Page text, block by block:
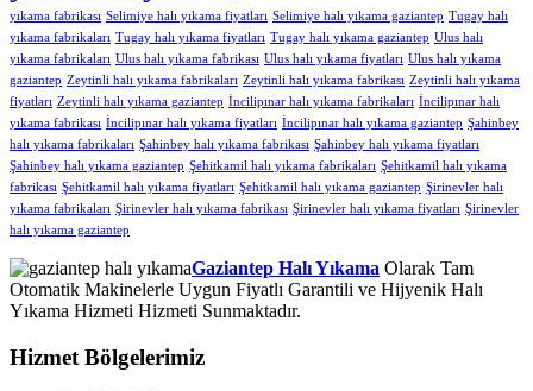
yıkama fabrikası Selimiye halı yıkama fiyatları Selimiye halı yıkama gaziantep Tugay halı
yıkama fabrikaları Tugay halı yıkama fiyatları Tugay halı yıkama gaziantep Ulus halı
yıkama fabrikaları Ulus halı yıkama fabrikası Ulus halı yıkama fiyatları Ulus halı yıkama
gaziantep Zeytinli halı yıkama fabrikaları Zeytinli halı yıkama fabrikası Zeytinli halı yıkama
fiyatları Zeytinli halı yıkama gaziantep İncilipınar halı yıkama fabrikaları İncilipınar halı
yıkama fabrikası İncilipınar halı yıkama fiyatları İncilipınar halı yıkama gaziantep Şahinbey
halı yıkama fabrikaları Şahinbey halı yıkama fabrikası Şahinbey halı yıkama fiyatları
Şahinbey halı yıkama gaziantep Şehitkamil halı yıkama fabrikaları Şehitkamil halı yıkama
fabrikası Şehitkamil halı yıkama fiyatları Şehitkamil halı yıkama gaziantep Şirinevler halı
yıkama fabrikaları Şirinevler halı yıkama fabrikası Şirinevler halı yıkama fiyatları Şirinevler
halı yıkama gaziantep
Gaziantep Halı Yıkama Olarak Tam
Otomatik Makinelerle Uygun Fiyatlı Garantili ve Hijyenik Halı
Yıkama Hizmeti Hizmeti Sunmaktadır.
Hizmet Bölgelerimiz